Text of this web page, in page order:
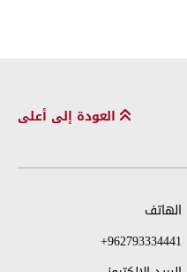
العودة إلى أعلى
الهاتف
+962793334441